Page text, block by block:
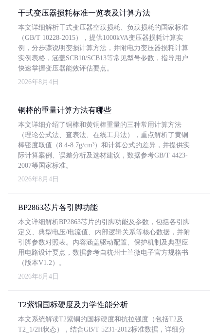
干式变压器损耗标准一览表及计算方法
本文详细解析干式变压器空载损耗、负载损耗的国家标准
（GB/T 10228-2015），提供1000kVA变压器损耗计算实
例，分步骤说明变损计算方法，并附电力变压器损耗计算
实例表格，涵盖SCB10/SCB13等常见型号参数，指导用户
快速掌握变压器能效评估要点。
2026年8月4日
铜棒的重量计算方法有哪些
本文详细介绍了铜棒和黄铜棒重量的三种常用计算方法
（理论公式法、查表法、在线工具法），重点解析了黄铜
棒密度取值（8.4-8.7g/cm³）和计算公式的差异，并提供实
际计算案例、误差分析及选材建议，数据参考GB/T 4423-
2007等国家标准。
2026年8月4日
BP2863芯片各引脚功能
本文详细解析BP2863芯片的引脚功能及参数，包括各引脚
定义、典型电压/电流值、内部逻辑关系等核心数据，并附
引脚参数对照表。内容涵盖驱动配置、保护机制及典型应
用电路设计要点，数据参考自杭州士兰微电子官方规格书
（版本V1.2）。
2026年8月4日
T2紫铜国标硬度及力学性能分析
本文系统解读T2紫铜的国标硬度和抗拉强度（包括T2及
T2_1/2H状态），结合GB/T 5231-2012标准数据，详细分